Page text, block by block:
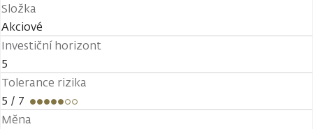
Složka
Akciové
Investiční horizont
5
Tolerance rizika
5 / 7
Měna